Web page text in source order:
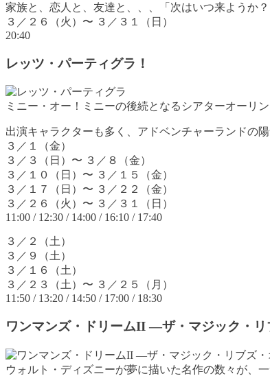
家族と、恋人と、友達と、、、「次はいつ来ようか
３／２６（火）〜 ３／３１（日）
20:40
レッツ・パーティグラ！
ミニー・オー！ミニーの後続となるシアターオーリ
出演キャラクターも多く、アドベンチャーランドの
３／１（金）
３／３（日）〜 ３／８（金）
３／１０（日）〜 ３／１５（金）
３／１７（日）〜 ３／２２（金）
３／２６（火）〜 ３／３１（日）
11:00 / 12:30 / 14:00 / 16:10 / 17:40
３／２（土）
３／９（土）
３／１６（土）
３／２３（土）〜 ３／２５（月）
11:50 / 13:20 / 14:50 / 17:00 / 18:30
ワンマンズ・ドリームII ―ザ・マジック・リ
ウォルト・ディズニーが夢に描いた名作の数々が、